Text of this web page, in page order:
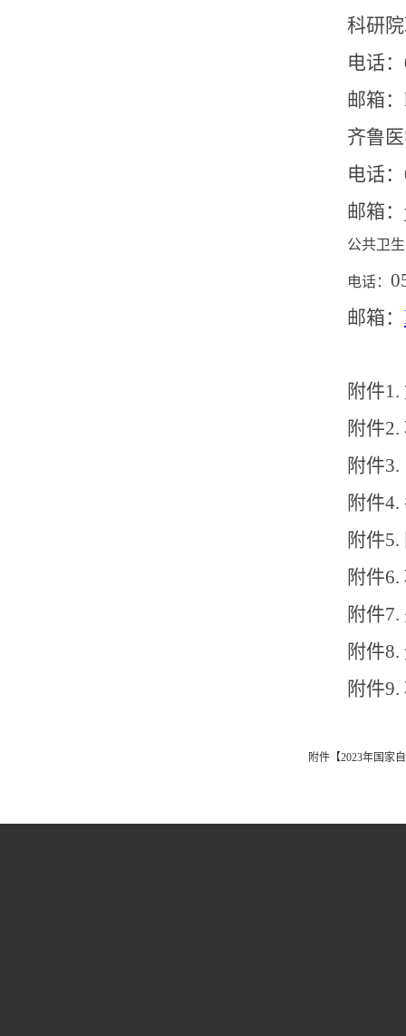
科研
电话：
邮箱：
齐鲁
电话：
邮箱：
公共卫
电话：
邮箱：
附件1.
附件2.
附件3.
附件4.
附件5.
附件6.
附件7.
附件8.
附件9.
附件【2023年国家